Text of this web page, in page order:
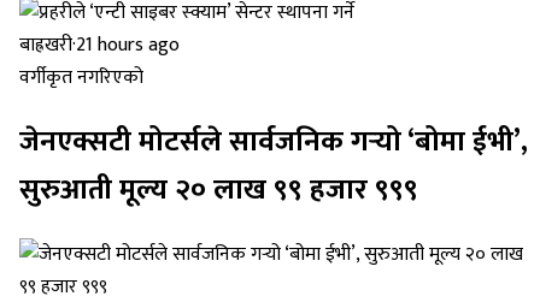
बाह्रखरी·21 hours ago
वर्गीकृत नगरिएको
जेनएक्सटी मोटर्सले सार्वजनिक गर्‍यो ‘बोमा ईभी’,
सुरुआती मूल्य २० लाख ९९ हजार ९९९